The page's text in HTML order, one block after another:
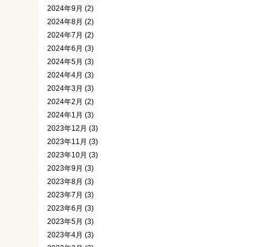
2024年9月 (2)
2024年8月 (2)
2024年7月 (2)
2024年6月 (3)
2024年5月 (3)
2024年4月 (3)
2024年3月 (3)
2024年2月 (2)
2024年1月 (3)
2023年12月 (3)
2023年11月 (3)
2023年10月 (3)
2023年9月 (3)
2023年8月 (3)
2023年7月 (3)
2023年6月 (3)
2023年5月 (3)
2023年4月 (3)